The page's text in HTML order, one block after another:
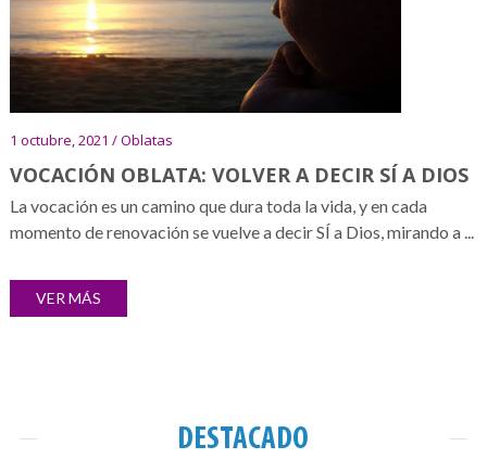
1 octubre, 2021 / Oblatas
VOCACIÓN OBLATA: VOLVER A DECIR SÍ A DIOS
La vocación es un camino que dura toda la vida, y en cada
momento de renovación se vuelve a decir SÍ a Dios, mirando a ...
VER MÁS
DESTACADO